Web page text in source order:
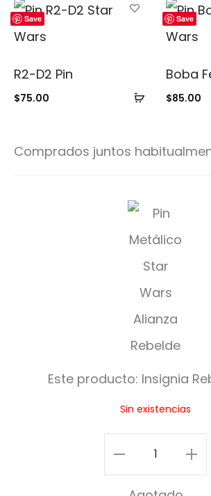
carrito
Save
Añadir
R2-D2 Pin
$75.00
Save
Boba
$85.00
Comprados juntos
I
n
s
i
g
n
a
R
b
Este producto: Insignia
Sin existencias
Insignia
Rebelde